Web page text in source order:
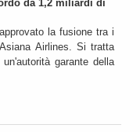
da 1,2 miliardi di
la fusione tra i
Airlines. Si tratta
garante della